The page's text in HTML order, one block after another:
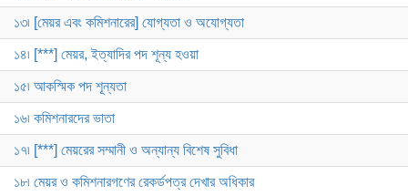
১৩৷ [মেয়র এবং কমিশনারের] যোগ্যতা ও অযোগ্যতা
১৪৷ [***] মেয়র, ইত্যাদির পদ শূন্য হওয়া
১৫৷ আকস্মিক পদ শূন্যতা
১৬৷ কমিশনারদের ভাতা
১৭৷ [***] মেয়রের সম্মানী ও অন্যান্য বিশেষ সুবিধা
১৮৷ মেয়র ও কমিশনারগণের রেকর্ডপত্র দেখার অধিকার